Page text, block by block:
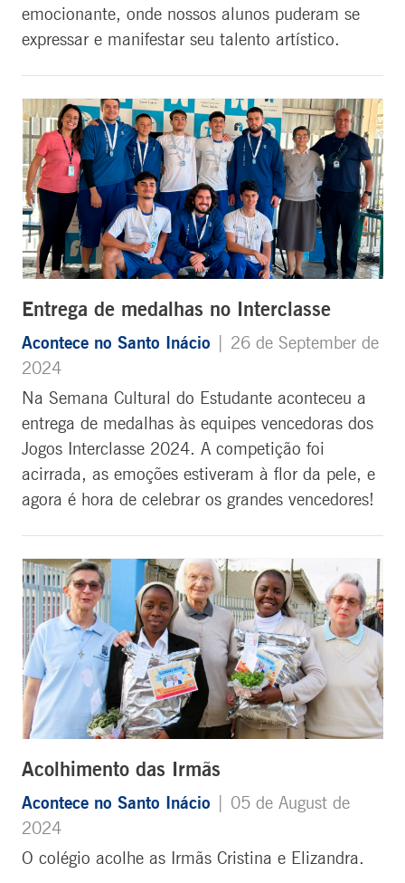
emocionante, onde nossos alunos puderam se
expressar e manifestar seu talento artístico.
Entrega de medalhas no Interclasse
Acontece no Santo Inácio
| 26 de September de
2024
Na Semana Cultural do Estudante aconteceu a
entrega de medalhas às equipes vencedoras dos
Jogos Interclasse 2024. A competição foi
acirrada, as emoções estiveram à flor da pele, e
agora é hora de celebrar os grandes vencedores!
Acolhimento das Irmãs
Acontece no Santo Inácio
| 05 de August de
2024
O colégio acolhe as Irmãs Cristina e Elizandra.